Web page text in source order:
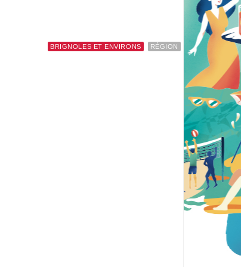
BRIGNOLES ET ENVIRONS RÉGION